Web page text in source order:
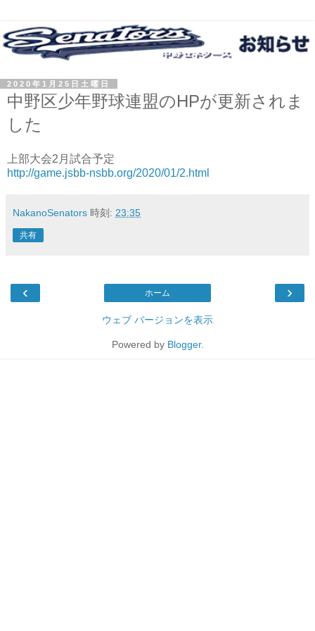
2020年1月25日土曜日
中野区少年野球連盟のHPが更新されま
した
上部大会2月試合予定
http://game.jsbb-nsbb.org/2020/01/2.html
NakanoSenators 時刻: 23:35
共有
‹ ›
ホーム
ウェブ バージョンを表示
Powered by Blogger.